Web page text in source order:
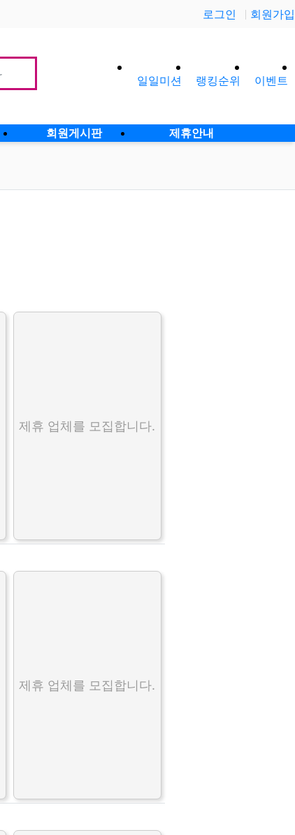
로그인 회원가입
일일미션 랭킹순위 이벤트
회원게시판 제휴안내
제휴 업체를 모집합니다.
제휴 업체를 모집합니다.